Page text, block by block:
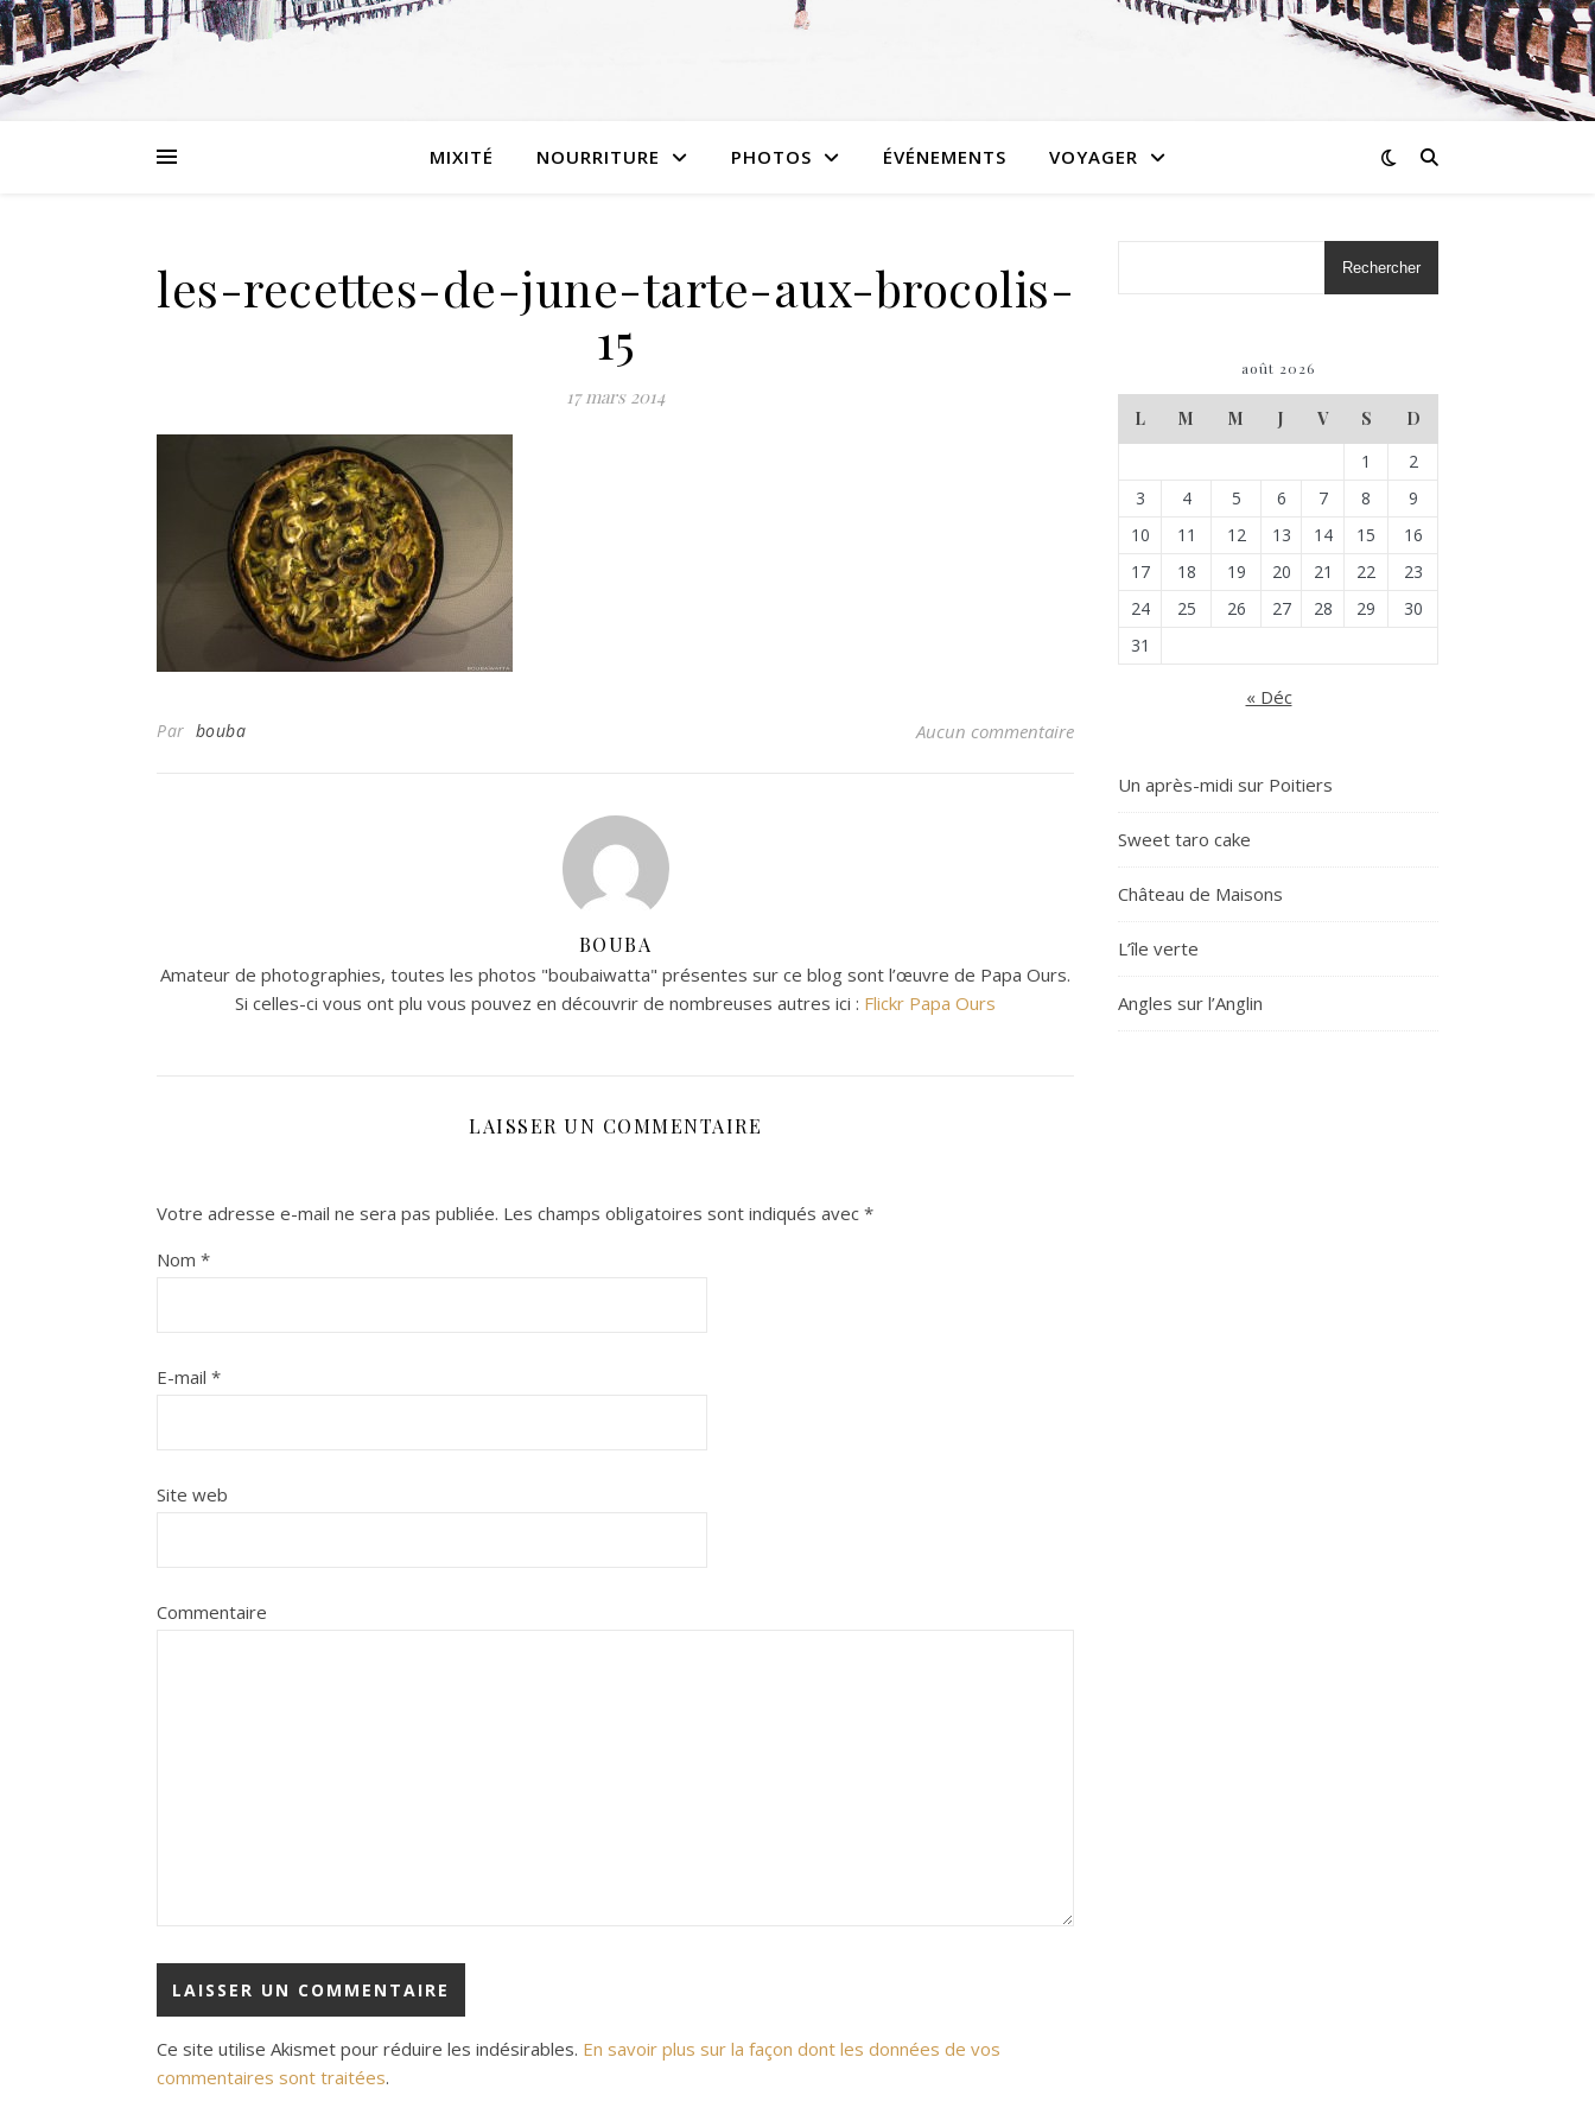
MIXITÉ NOURRITURE PHOTOS ÉVÉNEMENTS VOYAGER
les-recettes-de-june-tarte-aux-brocolis-
15
17 mars 2014
Par bouba Aucun commentaire
BOUBA
Amateur de photographies, toutes les photos "boubaiwatta" présentes sur ce blog sont l’œuvre de Papa Ours.
Si celles-ci vous ont plu vous pouvez en découvrir de nombreuses autres ici : Flickr Papa Ours
LAISSER UN COMMENTAIRE
Votre adresse e-mail ne sera pas publiée. Les champs obligatoires sont indiqués avec *
Nom *
E-mail *
Site web
Commentaire
Ce site utilise Akismet pour réduire les indésirables. En savoir plus sur la façon dont les données de vos
commentaires sont traitées.
Rechercher
août 2026
L M M J V S
D
1
2
3
4 5 6 7 8
9
10
11 12 13 14 15
16
17
18 19 20 21 22
23
24
25 26 27 28 29
30
31
« Déc
Un après-midi sur Poitiers
Sweet taro cake
Château de Maisons
L’île verte
Angles sur l’Anglin